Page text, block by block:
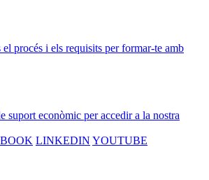
el procés i els requisits per formar-te amb
suport econòmic per accedir a la nostra
LINKEDIN YOUTUBE